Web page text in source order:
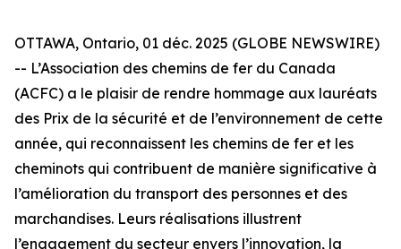
OTTAWA, Ontario, 01 déc. 2025 (GLOBE NEWSWIRE)
-- L’Association des chemins de fer du Canada
(ACFC) a le plaisir de rendre hommage aux lauréats
des Prix de la sécurité et de l’environnement de cette
année, qui reconnaissent les chemins de fer et les
cheminots qui contribuent de manière significative à
l’amélioration du transport des personnes et des
marchandises. Leurs réalisations illustrent
l’engagement du secteur envers l’innovation, la